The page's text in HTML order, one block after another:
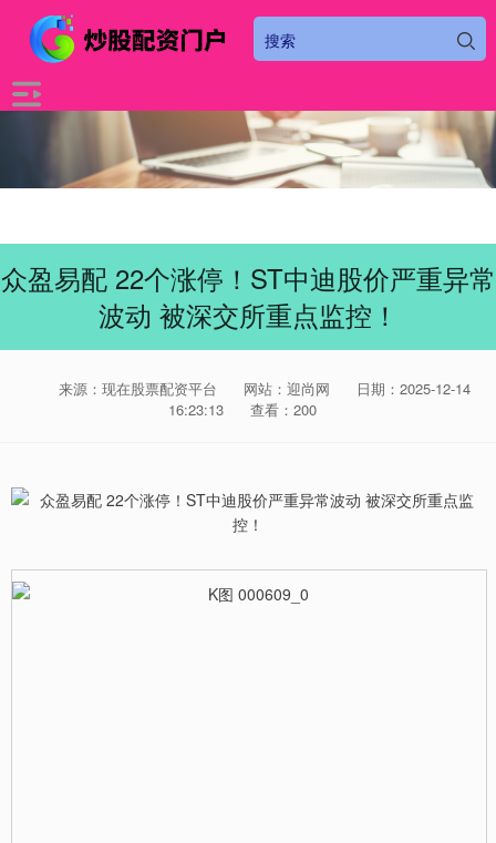
众盈易配 22个涨停！ST中迪股价严重异常
波动 被深交所重点监控！
来源：现在股票配资平台 网站：迎尚网
日期：2025-12-14
16:23:13
查看：200